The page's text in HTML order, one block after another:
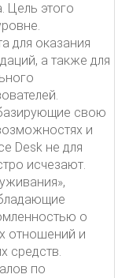
Цель этого
для оказания
а также для
свою
и
Desk не для
исчезают.
о
отношений и
средств.
по